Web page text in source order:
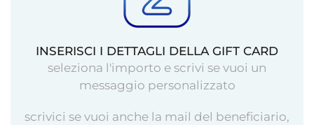
INSERISCI I DETTAGLI DELLA GIFT CARD
seleziona l'importo e scrivi se vuoi un
messaggio personalizzato
scrivici se vuoi anche la mail del beneficiario,